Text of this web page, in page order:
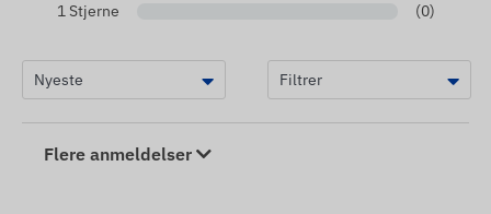
1 Stjerne
(0)
Flere anmeldelser